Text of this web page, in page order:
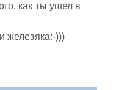
как ты ушел в
железяка:-)))